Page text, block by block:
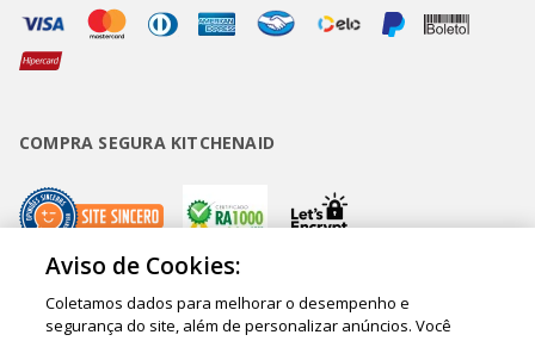
COMPRA SEGURA KITCHENAID
Copyright • BUD Comércio de Eletrodomésticos Ltda. ® 2020 - CNPJ
Aviso de Cookies:
Coletamos dados para melhorar o desempenho e
segurança do site, além de personalizar anúncios. Você